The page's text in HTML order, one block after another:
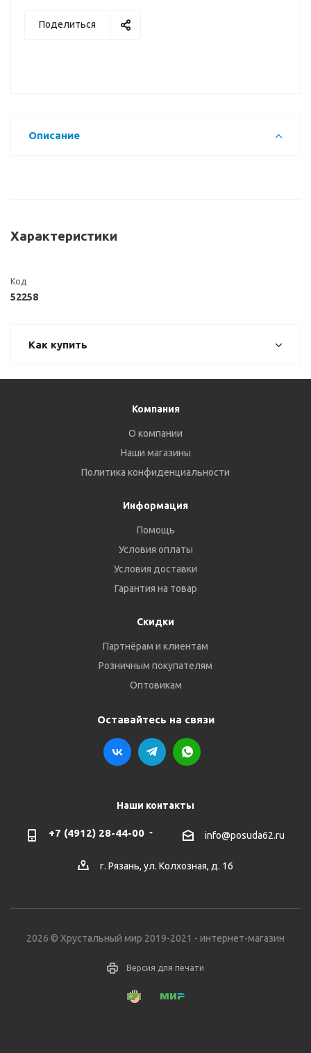
Поделиться
Описание
Характеристики
Код
52258
Как купить
Компания
О компании
Наши магазины
Политика конфиденциальности
Информация
Помощь
Условия оплаты
Условия доставки
Гарантия на товар
Скидки
Партнёрам и клиентам
Розничным покупателям
Оптовикам
Оставайтесь на связи
Наши контакты
+7 (4912) 28-44-00 info@posuda62.ru
г. Рязань, ул. Колхозная, д. 16
2026 © Хрустальный мир 2019-2021 - интернет-магазин
Версия для печати